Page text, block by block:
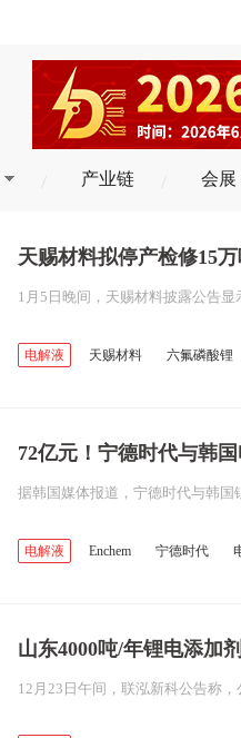
产业链 会展
天赐材料拟停产检修15
电解液 天赐材料
六氟磷酸锂
72亿元！宁德时代与韩
电解液 Enchem 宁德时代
山东4000吨/年锂电添加